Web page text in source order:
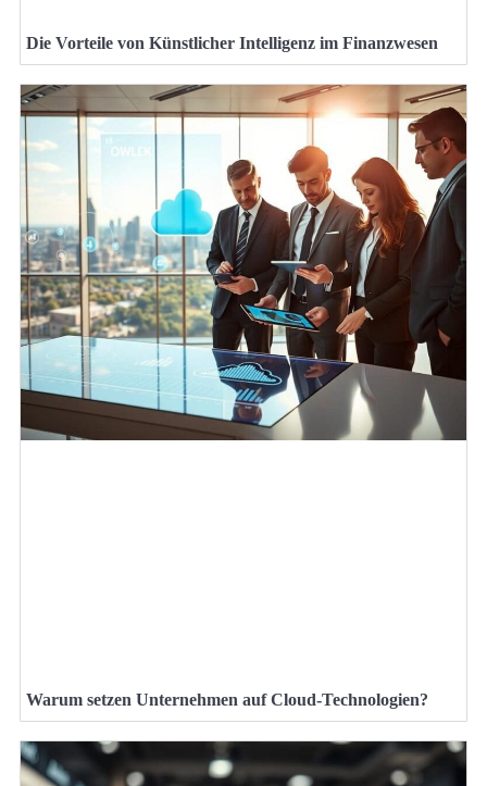
Die Vorteile von Künstlicher Intelligenz im Finanzwesen
Warum setzen Unternehmen auf Cloud-Technologien?